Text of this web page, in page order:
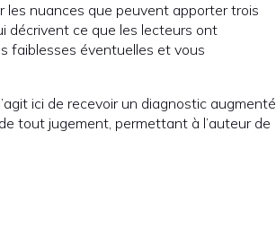
les nuances que peuvent apporter trois
décrivent ce que les lecteurs ont
faiblesses éventuelles et vous
ici de recevoir un diagnostic augmenté
tout jugement, permettant à l’auteur de